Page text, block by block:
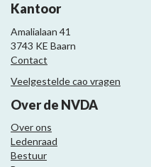
Kantoor
Amalialaan 41
3743 KE Baarn
Contact
Veelgestelde cao vragen
Over de NVDA
Over ons
Ledenraad
Bestuur